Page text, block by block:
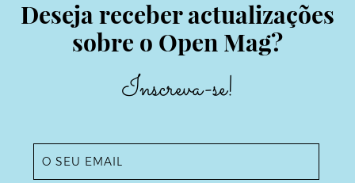
Deseja receber actualizações
sobre o Open Mag?
Inscreva-se!